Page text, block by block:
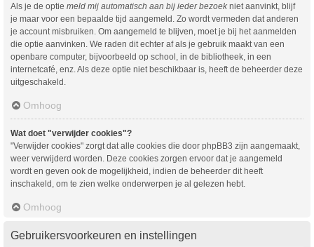
Als je de optie meld mij automatisch aan bij ieder bezoek niet aanvinkt, blijf
je maar voor een bepaalde tijd aangemeld. Zo wordt vermeden dat anderen
je account misbruiken. Om aangemeld te blijven, moet je bij het aanmelden
die optie aanvinken. We raden dit echter af als je gebruik maakt van een
openbare computer, bijvoorbeeld op school, in de bibliotheek, in een
internetcafé, enz. Als deze optie niet beschikbaar is, heeft de beheerder deze
uitgeschakeld.
Omhoog
Wat doet "verwijder cookies"?
"Verwijder cookies" zorgt dat alle cookies die door phpBB3 zijn aangemaakt,
weer verwijderd worden. Deze cookies zorgen ervoor dat je aangemeld
wordt en geven ook de mogelijkheid, indien de beheerder dit heeft
inschakeld, om te zien welke onderwerpen je al gelezen hebt.
Omhoog
Gebruikersvoorkeuren en instellingen